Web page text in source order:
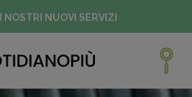
NOSTRI NUOVI SERVIZI